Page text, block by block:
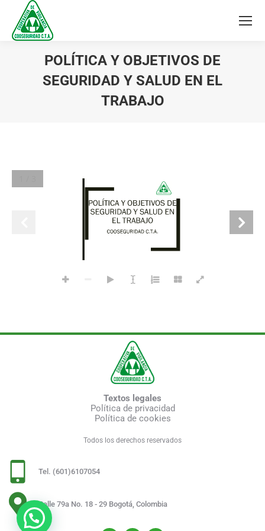
POLÍTICA Y OBJETIVOS DE
SEGURIDAD Y SALUD EN EL
TRABAJO
POLÍTICA Y OBJETIVOS DE
SEGURIDAD Y SALUD EN
EL TRABAJO
COOSEGURIDAD C.T.A.
Textos legales
Política de privacidad
Política de cookies
Todos los derechos reservados
Tel. (601)6107054
Calle 79a No. 18 - 29 Bogotá, Colombia